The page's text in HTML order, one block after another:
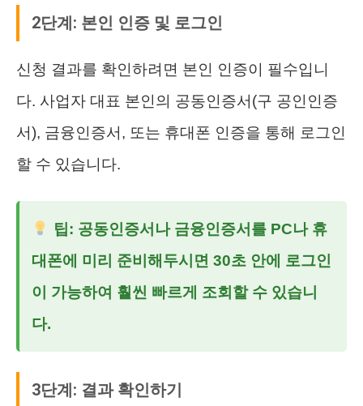
2단계: 본인 인증 및 로그인
신청 결과를 확인하려면 본인 인증이 필수입니
다. 사업자 대표 본인의 공동인증서(구 공인인증
서), 금융인증서, 또는 휴대폰 인증을 통해 로그인
할 수 있습니다.
팁: 공동인증서나 금융인증서를 PC나 휴
대폰에 미리 준비해두시면 30초 안에 로그인
이 가능하여 훨씬 빠르게 조회할 수 있습니
다.
3단계: 결과 확인하기